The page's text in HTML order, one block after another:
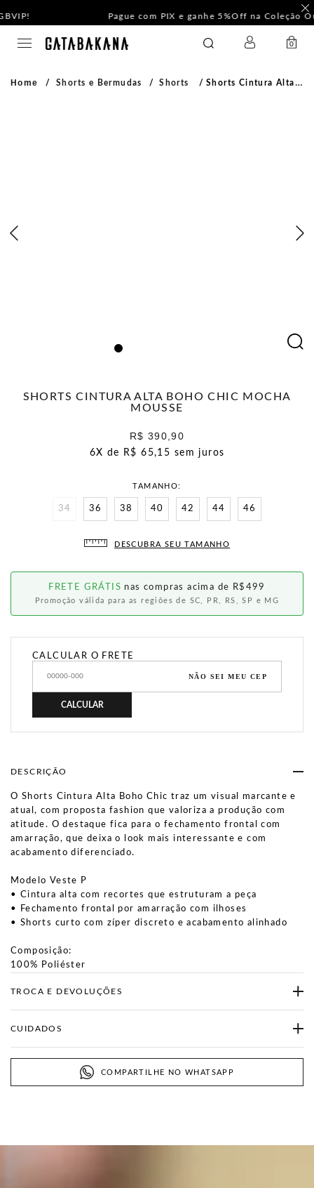
Pague com PIX e ganhe 5%Off na Coleção Outline!
GATABAKANA 0
Home Shorts e Bermudas Shorts Shorts Cintura Alta Boho Chic Mocha Mousse
SHORTS CINTURA ALTA BOHO CHIC MOCHA
MOUSSE
R$ 390,90
6X de R$ 65,15 sem juros
TAMANHO
34 36 38 40 42 44 46
DESCUBRA SEU TAMANHO
FRETE GRÁTIS nas compras acima de R$499
Promoção válida para as regiões de SC, PR, RS, SP e MG
CALCULAR O FRETE
NÃO SEI MEU CEP
CALCULAR
DESCRIÇÃO
O Shorts Cintura Alta Boho Chic traz um visual marcante e
atual, com proposta fashion que valoriza a produção com
atitude. O destaque fica para o fechamento frontal com
amarração, que deixa o look mais interessante e com
acabamento diferenciado.
Modelo Veste P
• Cintura alta com recortes que estruturam a peça
• Fechamento frontal por amarração com ilhoses
• Shorts curto com zíper discreto e acabamento alinhado
Composição:
100% Poliéster
TROCA E DEVOLUÇÕES
CUIDADOS
COMPARTILHE NO WHATSAPP